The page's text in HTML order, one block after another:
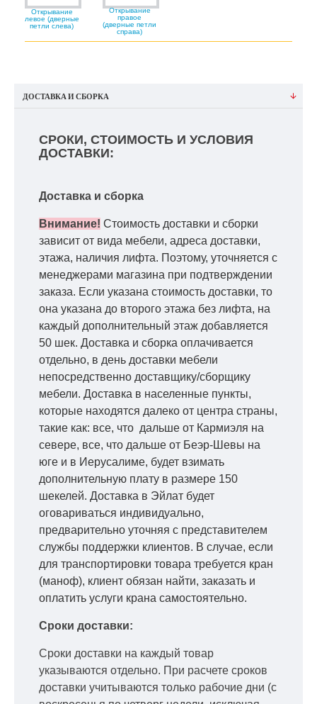
Открывание
левое (дверные
петли слева)
Открывание
правое
(дверные петли
справа)
ДОСТАВКА И СБОРКА
СРОКИ, СТОИМОСТЬ И УСЛОВИЯ
ДОСТАВКИ:
Доставка и сборка
Внимание! Стоимость доставки и сборки
зависит от вида мебели, адреса доставки,
этажа, наличия лифта. Поэтому, уточняется с
менеджерами магазина при подтверждении
заказа. Если указана стоимость доставки, то
она указана до второго этажа без лифта, на
каждый дополнительный этаж добавляется
50 шек. Доставка и сборка оплачивается
отдельно, в день доставки мебели
непосредственно доставщику/сборщику
мебели. Доставка в населенные пункты,
которые находятся далеко от центра страны,
такие как: все, что дальше от Кармиэля на
севере, все, что дальше от Беэр-Шевы на
юге и в Иерусалиме, будет взимать
дополнительную плату в размере 150
шекелей. Доставка в Эйлат будет
оговариваться индивидуально,
предварительно уточняя с представителем
службы поддержки клиентов. В случае, если
для транспортировки товара требуется кран
(маноф), клиент обязан найти, заказать и
оплатить услуги крана самостоятельно.
Сроки доставки:
Сроки доставки на каждый товар
указываются отдельно. При расчете сроков
доставки учитываются только рабочие дни (с